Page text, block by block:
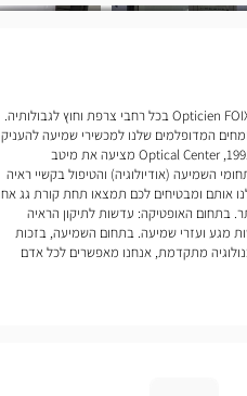
אנחנו פותחים חנויות של Opticien FOIX Optical Center בכל רחבי צרפת וחוץ לגבולותיה.
המדופלמים שלנו למכשירי שמיעה להעניק
לכם שירות ומעקב מותאמים אישית. מאז 1991, Optical Center מציעה את מיטב
השמיעה (אודיולוגיה) והטיפול בקשיי ראיה
אותם ומבטיחים לכם תמצאו תחת קורת גג
בתחום האופטיקה: עדשות לתיקון הראיה
מגע ועזרי שמיעה. בתחום השמיעה, בזכות
מתקדמת, אנחנו מאפשרים לכל אדם